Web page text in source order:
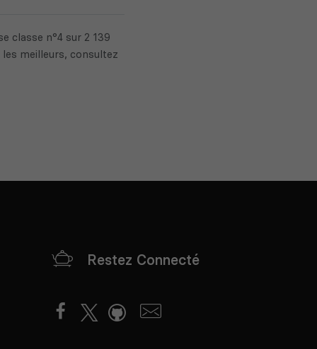
classe n°4 sur 2 139
meilleurs, consultez
Restez Connecté